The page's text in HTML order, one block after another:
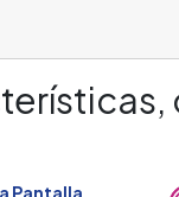
Pantalla